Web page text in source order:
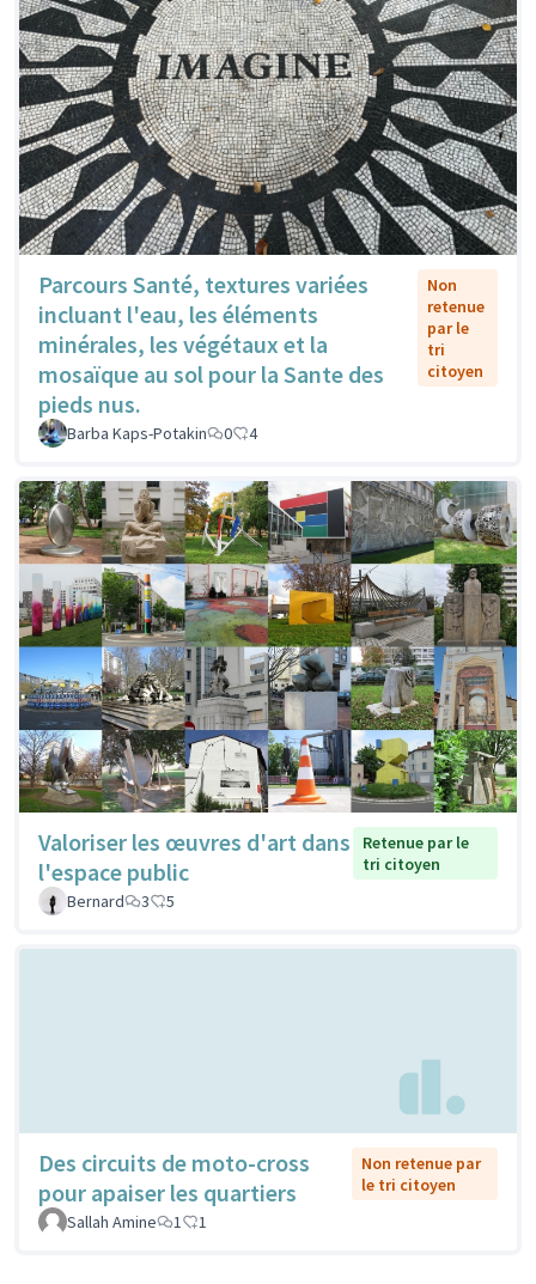
Parcours Santé, textures variées
incluant l'eau, les éléments
minérales, les végétaux et la
mosaïque au sol pour la Sante des
pieds nus.
Non
retenue
par le
tri
citoyen
Barba Kaps-Potakin 0 4
Valoriser les œuvres d'art dans
l'espace public
Retenue par le
tri citoyen
Bernard
3 5
Des circuits de moto-cross
pour apaiser les quartiers
Non retenue par
le tri citoyen
Sallah Amine
1 1